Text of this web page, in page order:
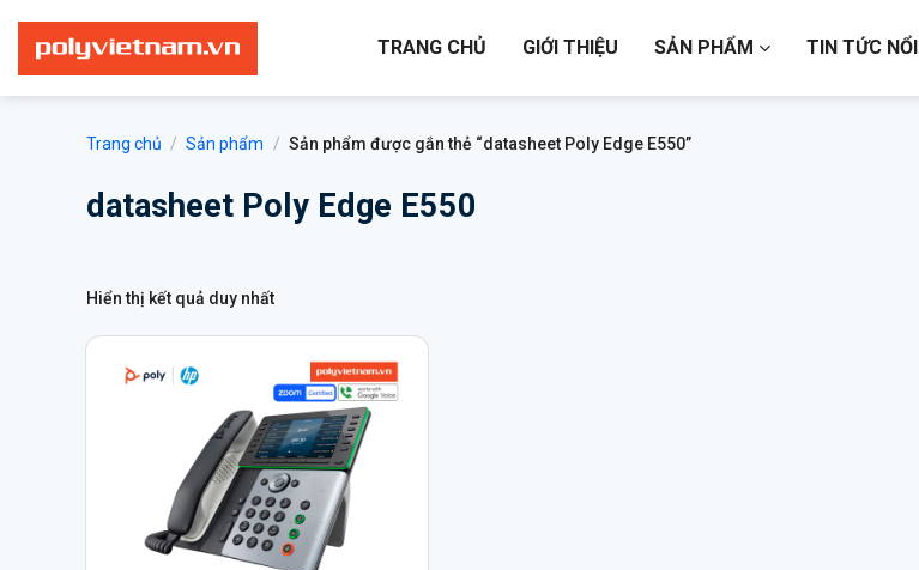
nội
dung
TRANG CHỦ GIỚI THIỆU SẢN PHẨM TIN TỨC
Trang chủ / Sản phẩm / Sản phẩm được gắn thẻ “datasheet Poly Edge E550”
datasheet Poly Edge E550
Hiển thị kết quả duy nhất